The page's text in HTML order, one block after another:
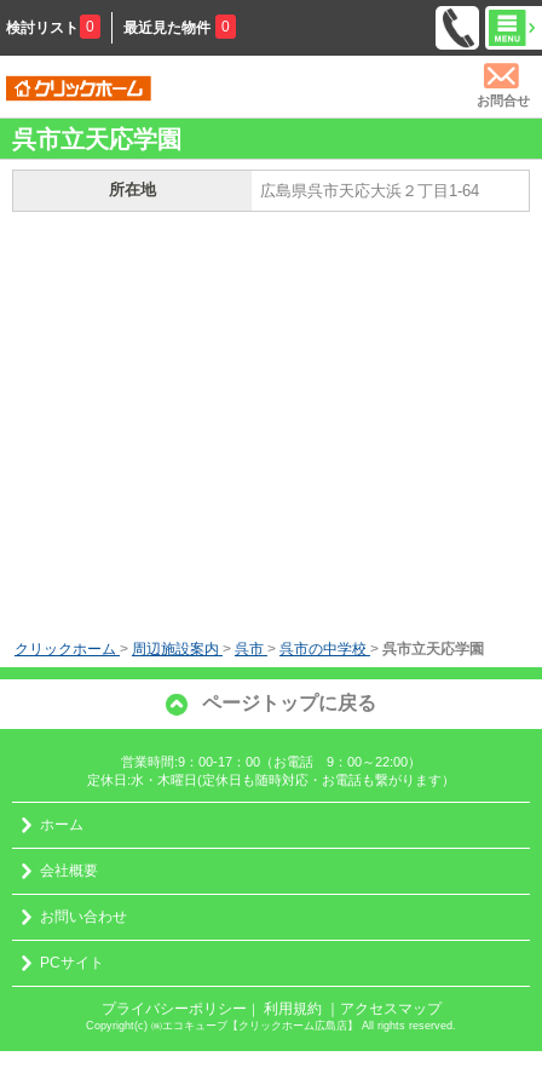
検討リスト 0 最近見た物件 0
お問合せ
呉市立天応学園
所在地 広島県呉市天応大浜２丁目1-64
クリックホーム > 周辺施設案内 > 呉市 > 呉市の中学校 > 呉市立天応学園
ページトップに戻る
営業時間:9：00-17：00（お電話 9：00～22:00）
定休日:水・木曜日(定休日も随時対応・お電話も繋がります）
ホーム
会社概要
お問い合わせ
PCサイト
プライバシーポリシー ｜ 利用規約 ｜アクセスマップ
Copyright(c) ㈱エコキューブ【クリックホーム広島店】 All rights reserved.